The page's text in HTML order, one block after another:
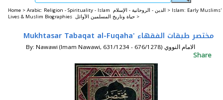
Home > Arabic: Religion - Spirituality - Islam الدين - الروحانية - الإسلام > Islam: Early Muslims'
Lives & Muslim Biographies حياة وتاريخ المسلمين الأوائل >
Mukhtasar Tabaqat al-Fuqaha' مختصر طبقات الفقهاء
By: Nawawi (Imam Nawawi, 631/1234 - 676/1278) الامام النووي
Share